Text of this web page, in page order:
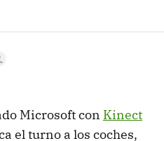
Microsoft con Kinect
el turno a los coches,